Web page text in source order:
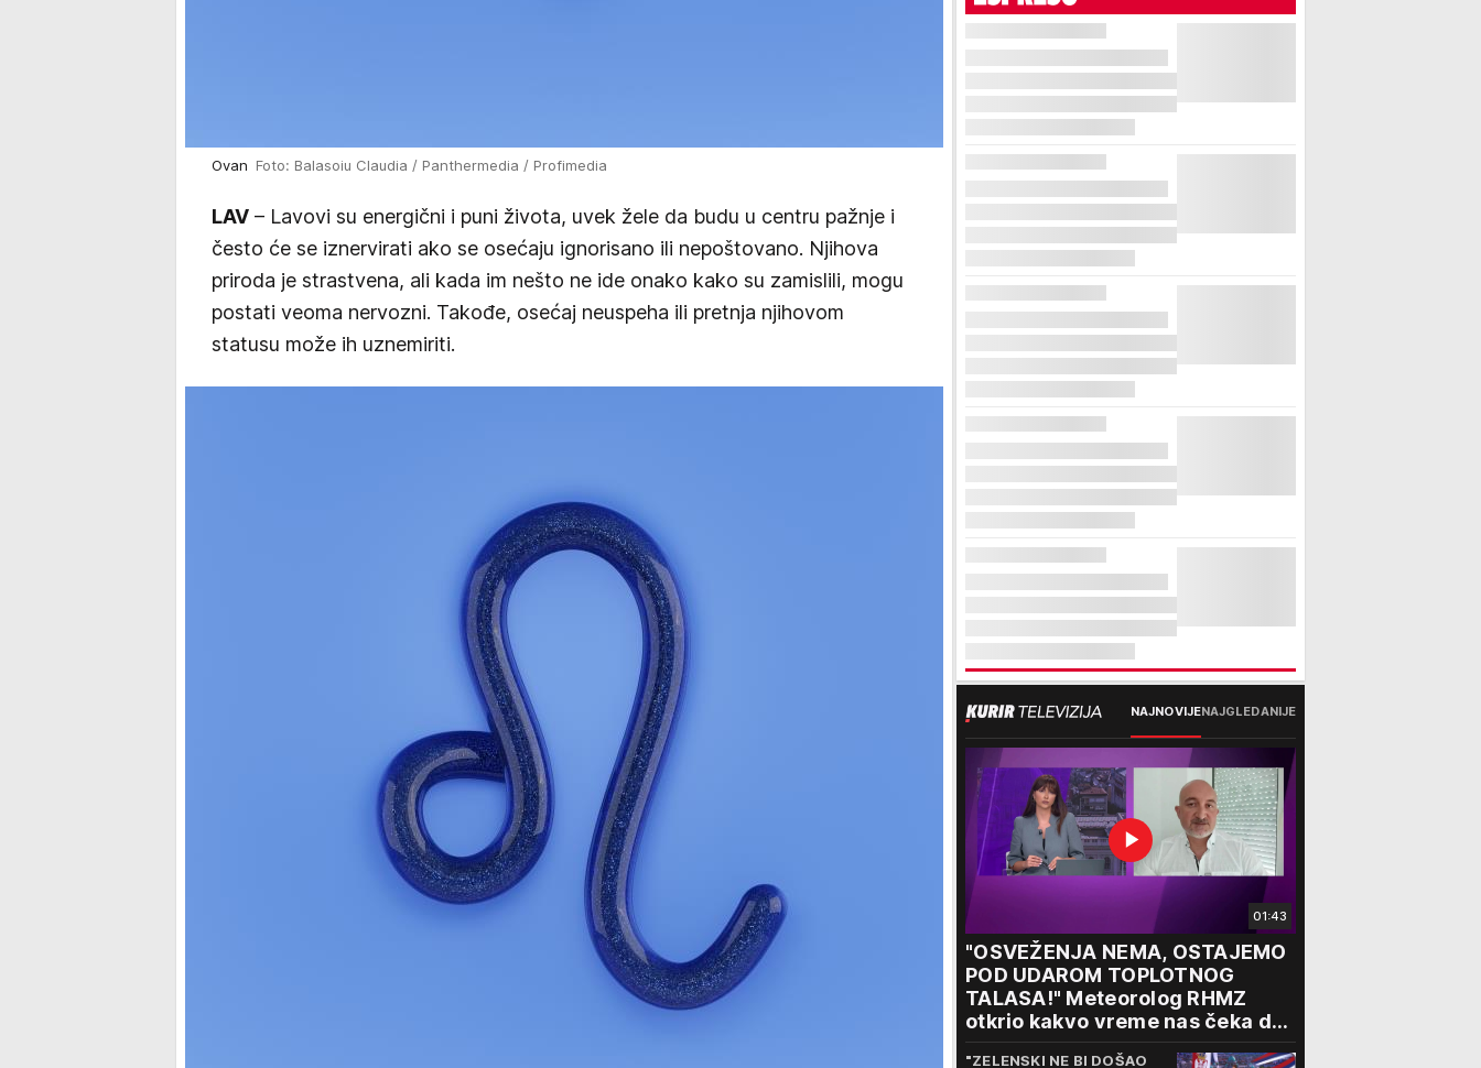
Ovan Foto: Balasoiu Claudia / Panthermedia / Profimedia
LAV – Lavovi su energični i puni života, uvek žele da budu u centru pažnje i
često će se iznervirati ako se osećaju ignorisano ili nepoštovano. Njihova
priroda je strastvena, ali kada im nešto ne ide onako kako su zamislili, mogu
postati veoma nervozni. Takođe, osećaj neuspeha ili pretnja njihovom
statusu može ih uznemiriti.
NAJNOVIJENAJGLEDANIJE
01:43
"OSVEŽENJA NEMA, OSTAJEMO
POD UDAROM TOPLOTNOG
TALASA!" Meteorolog RHMZ
otkrio kakvo vreme nas čeka do
kraja avgusta
"ZELENSKI NE BI DOŠAO